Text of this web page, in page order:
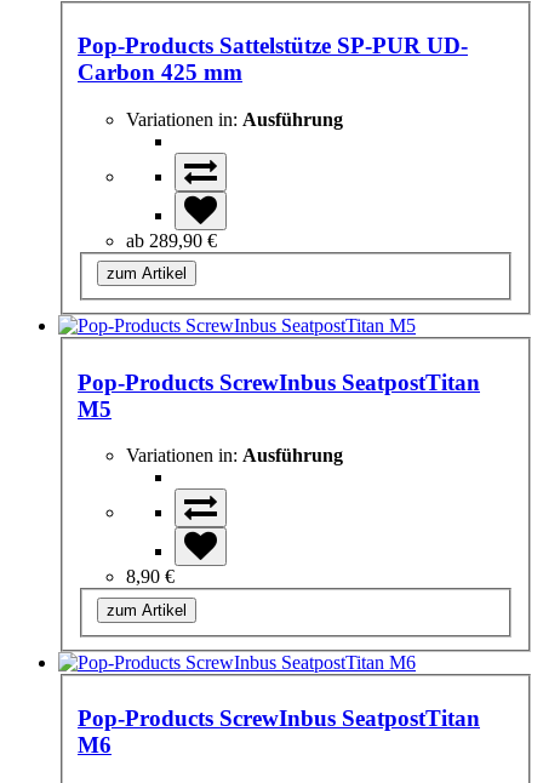
Pop-Products Sattelstütze SP-PUR UD-
Carbon 425 mm
Variationen in: Ausführung
ab 289,90 €
zum Artikel
Pop-Products ScrewInbus SeatpostTitan
M5
Variationen in: Ausführung
8,90 €
zum Artikel
Pop-Products ScrewInbus SeatpostTitan
M6